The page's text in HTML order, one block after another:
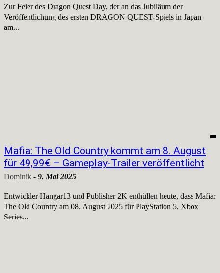
Zur Feier des Dragon Quest Day, der an das Jubiläum der
Veröffentlichung des ersten DRAGON QUEST-Spiels in Japan
am...
Mafia: The Old Country kommt am 8. August
für 49,99€ – Gameplay-Trailer veröffentlicht
Dominik - 9. Mai 2025
Entwickler Hangar13 und Publisher 2K enthüllen heute, dass Mafia:
The Old Country am 08. August 2025 für PlayStation 5, Xbox
Series...